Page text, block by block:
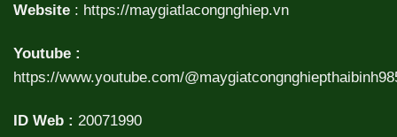
Website : https://maygiatlacongnghiep.vn
Youtube :
https://www.youtube.com/
ID Web : 20071990